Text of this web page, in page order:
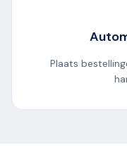
Plaats